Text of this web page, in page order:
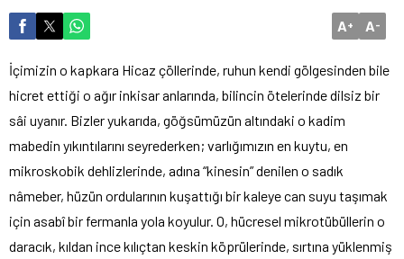
A+ A-
İçimizin o kapkara Hicaz çöllerinde, ruhun kendi gölgesinden bile
hicret ettiği o ağır inkisar anlarında, bilincin ötelerinde dilsiz bir
sâi uyanır. Bizler yukarıda, göğsümüzün altındaki o kadim
mabedin yıkıntılarını seyrederken; varlığımızın en kuytu, en
mikroskobik dehlizlerinde, adına “kinesin” denilen o sadık
nâmeber, hüzün ordularının kuşattığı bir kaleye can suyu taşımak
için asabî bir fermanla yola koyulur. O, hücresel mikrotübüllerin o
daracık, kıldan ince kılıçtan keskin köprülerinde, sırtına yüklenmiş